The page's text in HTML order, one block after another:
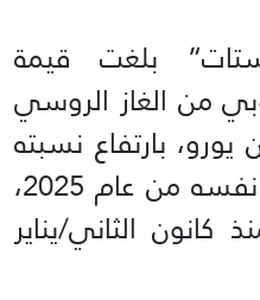
بلغت قيمة
من الغاز الروسي
933 مليون يورو، بارتفاع نسبته
12.5% مقارنة بالشهر نفسه من عام 2025،
الثاني/يناير